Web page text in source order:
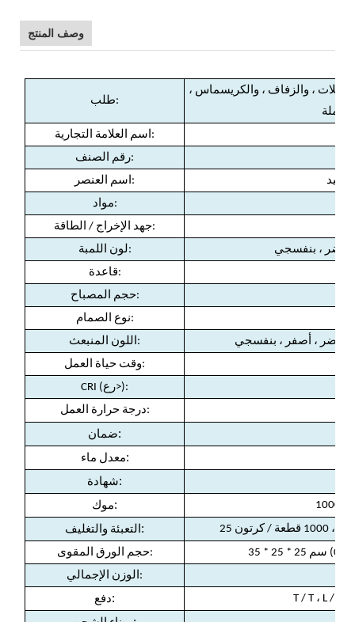
وصف المنتج
طلب:
، والزفاف ، والكريسماس ،
اسم العلامة التجارية:
رقم الصنف:
اسم العنصر:
مواد:
جهد الإخراج / الطاقة:
لون اللمبة:
أخضر ، بنفسجي
قاعدة:
حجم المصباح:
نوع الصمام:
اللون المنبعث:
، أخضر ، أصفر ، بنفسجي
وقت حياة العمل:
CRI (رع>):
درجة حرارة العمل:
ضمان:
معدل ماء:
شهادة:
موك:
التعبئة والتغليف :
حجم الورق المقوى:
الوزن الإجمالي:
دفع: